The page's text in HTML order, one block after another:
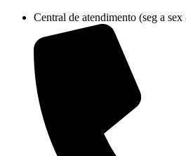
conteúdo
Central de atendimento (seg a